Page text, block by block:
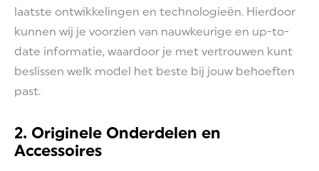
laatste ontwikkelingen en technologieën. Hierdoor
kunnen wij je voorzien van nauwkeurige en up-to-
date informatie, waardoor je met vertrouwen kunt
beslissen welk model het beste bij jouw behoeften
past.
2. Originele Onderdelen en
Accessoires